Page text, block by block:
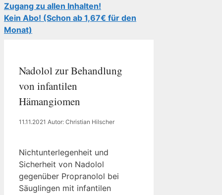
Zugang zu allen Inhalten!
Kein Abo! (Schon ab 1,67€ für den
Monat)
Nadolol zur Behandlung
von infantilen
Hämangiomen
11.11.2021 Autor: Christian Hilscher
Nichtunterlegenheit und
Sicherheit von Nadolol
gegenüber Propranolol bei
Säuglingen mit infantilen